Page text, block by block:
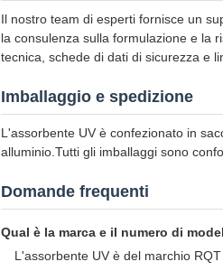
Il nostro team di esperti fornisce un
la consulenza sulla formulazione e la
tecnica, schede di dati di sicurezza e
Imballaggio e spedizione
L'assorbente UV è confezionato in
alluminio.Tutti gli imballaggi sono
Domande frequenti
Qual è la marca e il numero di
L'assorbente UV è del marchio